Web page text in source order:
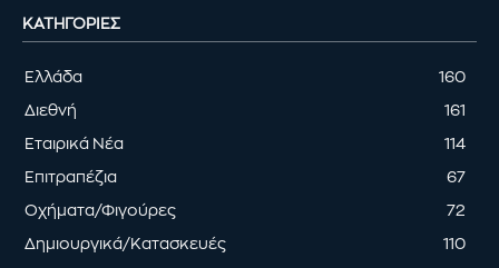
ΚΑΤΗΓΟΡΊΕΣ
Ελλάδα 160
Διεθνή 161
Εταιρικά Νέα 114
Επιτραπέζια 67
Οχήματα/Φιγούρες 72
Δημιουργικά/Κατασκευές 110